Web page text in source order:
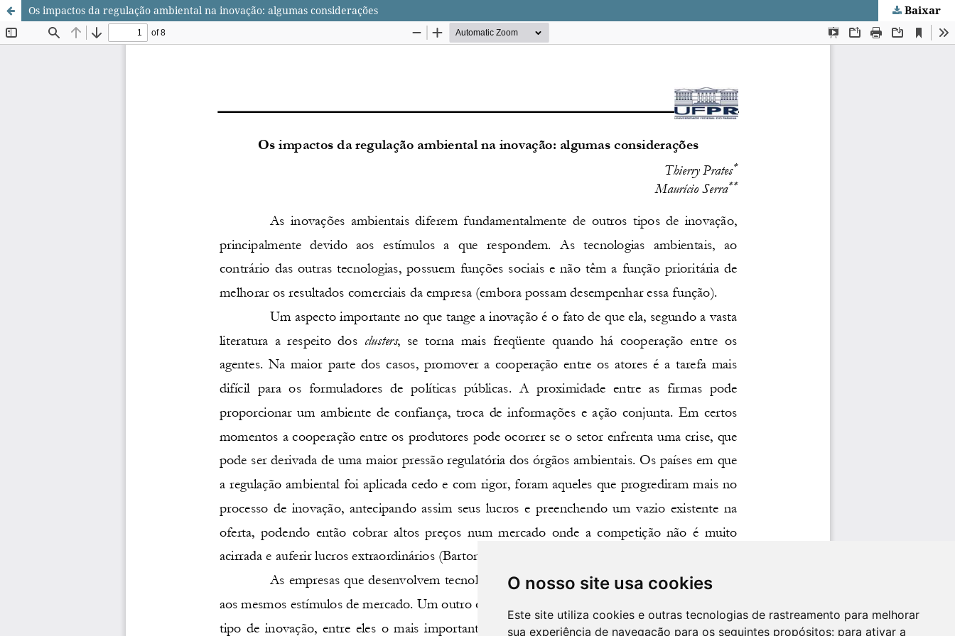
O nosso site usa cookies
Este site utiliza cookies e outras tecnologias de rastreamento para melhorar
sua experiência de navegação para os seguintes propósitos: para ativar a
Os impactos da regulação ambiental na inovação: algumas considerações Baixar